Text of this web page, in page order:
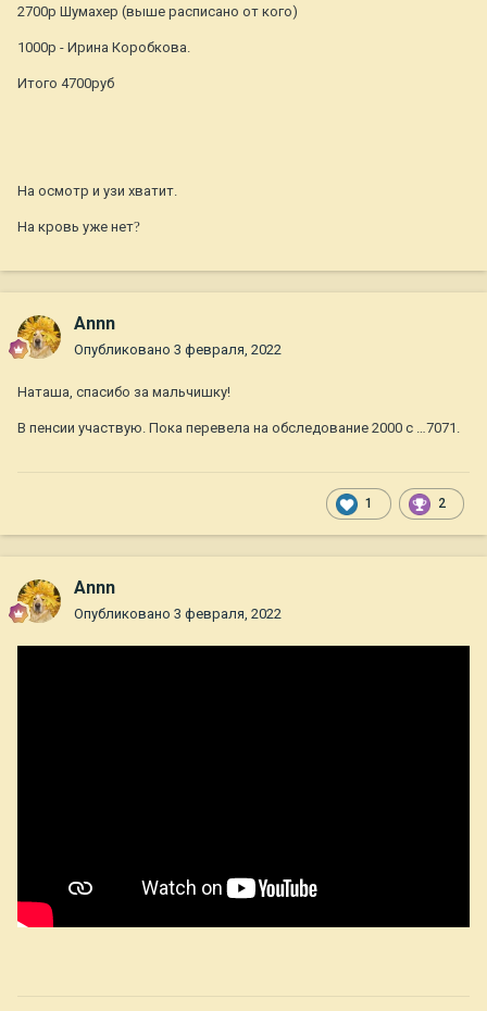
2700р Шумахер (выше расписано от кого)
1000р - Ирина Коробкова.
Итого 4700руб
На осмотр и узи хватит.
На кровь уже нет?
Annn
Опубликовано 3 февраля, 2022
Наташа, спасибо за мальчишку!
В пенсии участвую. Пока перевела на обследование 2000 с …7071.
1 2
Annn
Опубликовано 3 февраля, 2022